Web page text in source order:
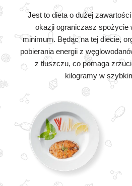
Jest to dieta o dużej
okazji ograniczasz spożycie
minimum. Będąc na tej diecie,
pobierania energii z
z tłuszczu, co pomaga
kilogramy w